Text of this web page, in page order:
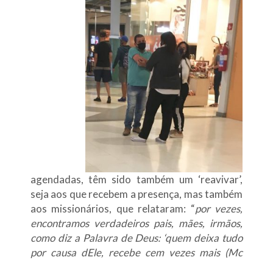
agendadas, têm sido também um ‘reavivar’,
seja aos que recebem a presença, mas também
aos missionários, que relataram: “por vezes,
encontramos verdadeiros pais, mães, irmãos,
como diz a Palavra de Deus: ‘quem deixa tudo
por causa dEle, recebe cem vezes mais (Mc